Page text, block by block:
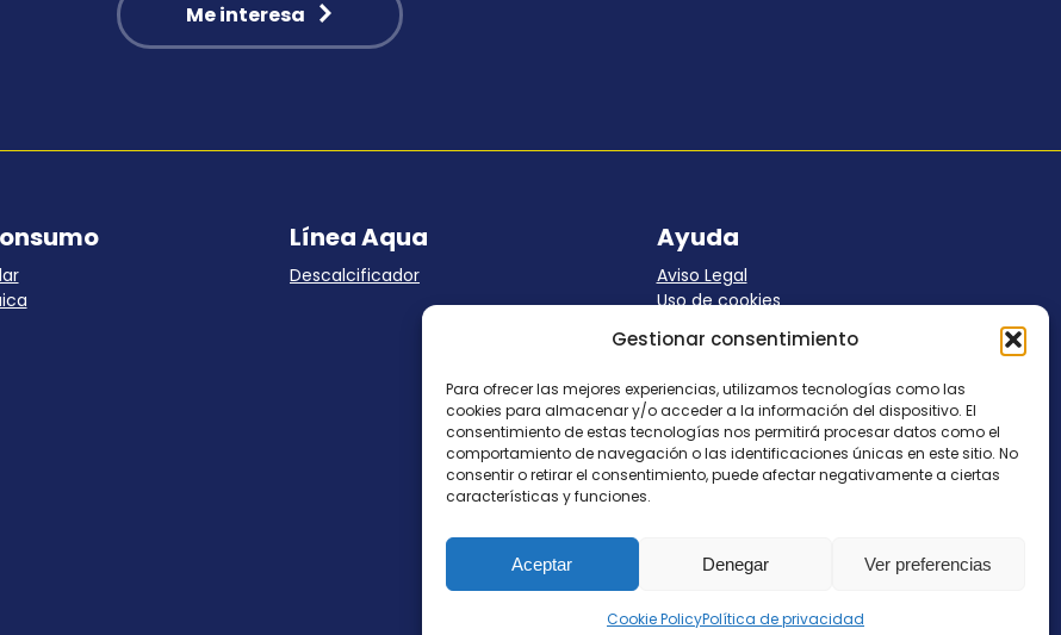
Gestionar consentimiento
Para ofrecer las mejores experiencias, utilizamos tecnologías como las
cookies para almacenar y/o acceder a la información del dispositivo. El
consentimiento de estas tecnologías nos permitirá procesar datos como el
comportamiento de navegación o las identificaciones únicas en este sitio. No
consentir o retirar el consentimiento, puede afectar negativamente a ciertas
características y funciones.
Aceptar Denegar Ver preferencias
Cookie PolicyPolítica de privacidad
Me interesa
Línea Aqua
Descalcificador
Ayuda
Aviso Legal
Uso de cookies
Panel Cookies
Política de privacidad
Canal de Denuncias
Todos los derechos reservados contacto@nostresol.com